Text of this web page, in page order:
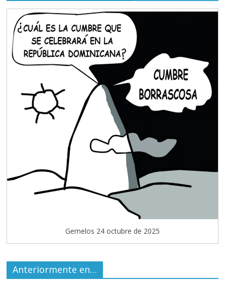
Gemelos 24 octubre de 2025
Anteriormente en…